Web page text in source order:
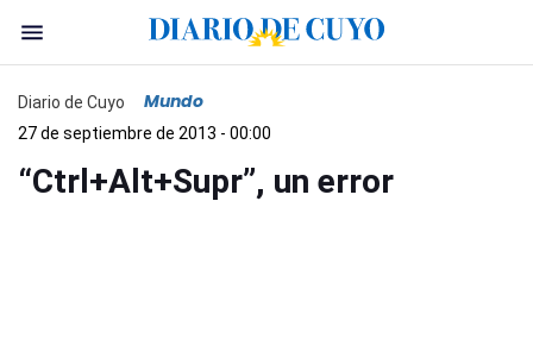
Diario de Cuyo Mundo
27 de septiembre de 2013 - 00:00
“Ctrl+Alt+Supr”, un error